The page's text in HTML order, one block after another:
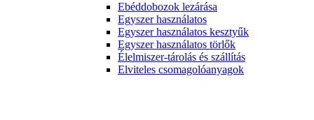
Ebéddobozok lezárása
Egyszer használatos
Egyszer használatos kesztyűk
Egyszer használatos törlők
Élelmiszer-tárolás és szállítás
Elviteles csomagolóanyagok